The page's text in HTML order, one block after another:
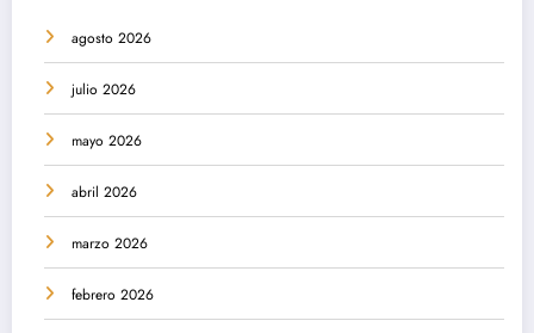
agosto 2026
julio 2026
mayo 2026
abril 2026
marzo 2026
febrero 2026